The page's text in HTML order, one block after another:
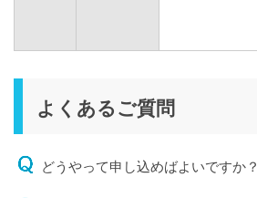
よくあるご質問
どうやって申し込めばよいですか？